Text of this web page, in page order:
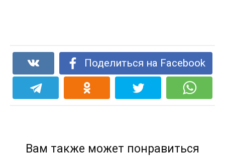
Поделиться на Facebook
Вам также может понравиться